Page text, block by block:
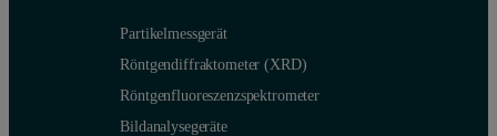
Partikelmessgerät
Röntgendiffraktometer (XRD)
Röntgenfluoreszenzspektrometer
Bildanalysegeräte